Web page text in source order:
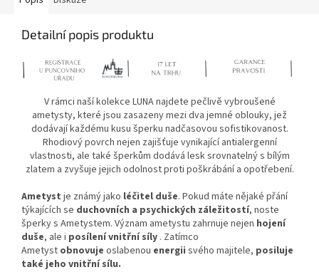
Detailní popis produktu
V rámci naší kolekce LUNA najdete pečlivě vybroušené
ametysty, které jsou zasazeny mezi dva jemné oblouky, jež
dodávají každému kusu šperku nadčasovou sofistikovanost.
Rhodiový povrch nejen zajišťuje vynikající antialergenní
vlastnosti, ale také šperkům dodává lesk srovnatelný s bílým
zlatem a zvyšuje jejich odolnost proti poškrábání a opotřebení.
Ametyst je známý jako léčitel duše. Pokud máte nějaké přání
týkajících se duchovních a psychických záležitostí, noste
šperky s Ametystem. Význam ametystu zahrnuje nejen hojení
duše, ale i posílení vnitřní síly . Zatímco
Ametyst obnovuje oslabenou energii svého majitele, posiluje
také jeho vnitřní sílu.